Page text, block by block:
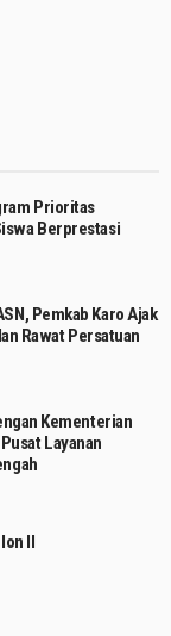
Prioritas
Berprestasi
Pemkab Karo Ajak
Rawat Persatuan
Kementerian
Layanan
II